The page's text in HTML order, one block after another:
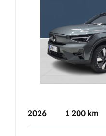
2026 1 200 km